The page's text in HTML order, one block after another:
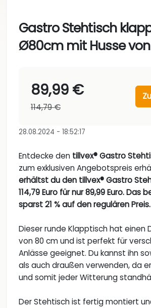
Gastro Stehtisch
Ø80cm mit Husse von
89,99 €
114,79 €
28.08.2024 - 18:52:17
Entdecke den tillvex® Gastro
zum exklusiven Angebotspreis
erhältst du den tillvex® Gastro
114,79 Euro für nur 89,99 Euro. Das
sparst 21 % auf den regulären Preis.
Dieser runde Klapptisch hat einen
von 80 cm und ist perfekt für
Anlässe geeignet. Du kannst ihn
als auch draußen verwenden, da
und somit jeder Witterung
Der Stehtisch ist fertig montiert